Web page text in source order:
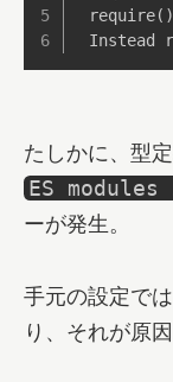
Instead
たしかに、型
ES
ーが発生。
手元の設定で
り、それが原